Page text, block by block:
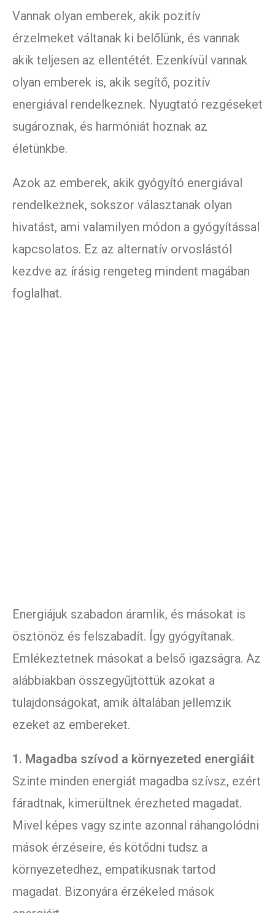
Vannak olyan emberek, akik pozitív
érzelmeket váltanak ki belőlünk, és vannak
akik teljesen az ellentétét. Ezenkívül vannak
olyan emberek is, akik segítő, pozitív
energiával rendelkeznek. Nyugtató rezgéseket
sugároznak, és harmóniát hoznak az
életünkbe.
Azok az emberek, akik gyógyító energiával
rendelkeznek, sokszor választanak olyan
hivatást, ami valamilyen módon a gyógyítással
kapcsolatos. Ez az alternatív orvoslástól
kezdve az írásig rengeteg mindent magában
foglalhat.
Energiájuk szabadon áramlik, és másokat is
ösztönöz és felszabadít. Így gyógyítanak.
Emlékeztetnek másokat a belső igazságra. Az
alábbiakban összegyűjtöttük azokat a
tulajdonságokat, amik általában jellemzik
ezeket az embereket.
1. Magadba szívod a környezeted energiáit
Szinte minden energiát magadba szívsz, ezért
fáradtnak, kimerültnek érezheted magadat.
Mivel képes vagy szinte azonnal ráhangolódni
mások érzéseire, és kötődni tudsz a
környezetedhez, empatikusnak tartod
magadat. Bizonyára érzékeled mások